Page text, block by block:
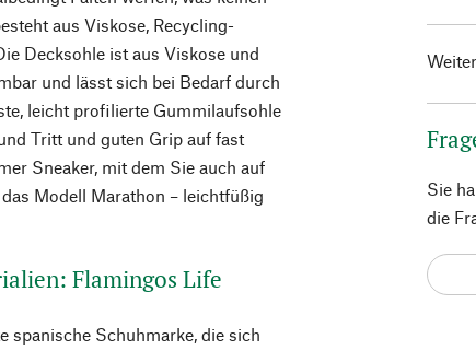
aus Viskose, Recycling-
Decksohle ist aus Viskose und
und lässt sich bei Bedarf durch
leicht profilierte Gummilaufsohle
Tritt und guten Grip auf fast
Sneaker, mit dem Sie auch auf
Modell Marathon – leichtfüßig
Flamingos Life
spanische Schuhmarke, die sich
Sie
die